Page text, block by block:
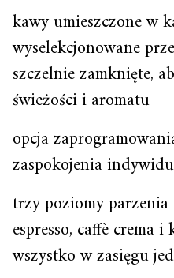
kawy umieszczone w
wyselekcjonowane
szczelnie zamknięte,
świeżości i aromatu
opcja
zaspokojenia
trzy poziomy
espresso, caffè crema
wszystko w zasięgu